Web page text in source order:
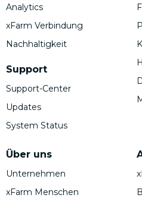
Analytics
xFarm Verbindung
Nachhaltigkeit
Support
Support-Center
Updates
System Status
Über uns
Unternehmen
xFarm Menschen